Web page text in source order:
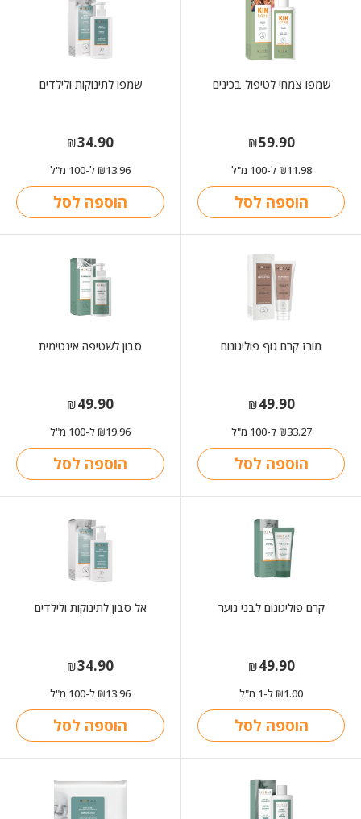
שמפו צמחי לטיפול בכינים
₪59.90
₪11.98 ל-100 מ"ל
הוספה לסל
שמפו לתינוקות ולילדים
₪34.90
₪13.96 ל-100 מ"ל
הוספה לסל
מורז קרם גוף פוליגונום
₪49.90
₪33.27 ל-100 מ"ל
הוספה לסל
סבון לשטיפה אינטימית
₪49.90
₪19.96 ל-100 מ"ל
הוספה לסל
קרם פוליגונום לבני נוער
₪49.90
₪1.00 ל-1 מ"ל
הוספה לסל
אל סבון לתינוקות ולילדים
₪34.90
₪13.96 ל-100 מ"ל
הוספה לסל